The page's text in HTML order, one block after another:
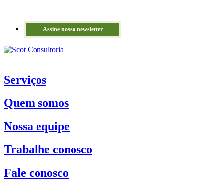
Assine nossa newsletter
Serviços
Quem somos
Nossa equipe
Trabalhe conosco
Fale conosco